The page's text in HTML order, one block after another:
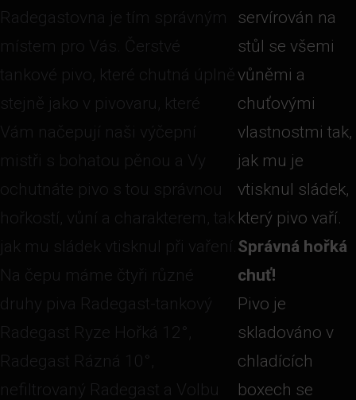
Radegastovna je tím správným
místem pro Vás. Čerstvé
tankové pivo, které chutná úplně
stejně jako v pivovaru, které
Vám načepují naši výčepní
mistři s bohatou pěnou a Vy
ochutnáte pivo s tou správnou
hořkostí, vůní a charakterem, tak
jak mu sládek vtisknul při vaření.
Na čepu máme čtyři různé
druhy piva Radegast-tankový
Radegast Ryze Hořká 12°,
Radegast Rázná 10°,
nefiltrovaný Radegast a Volbu
servírován na
stůl se všemi
vůněmi a
chuťovými
vlastnostmi tak,
jak mu je
vtisknul sládek,
který pivo vaří.
Správná hořká
chuť!
Pivo je
skladováno v
chladících
boxech se